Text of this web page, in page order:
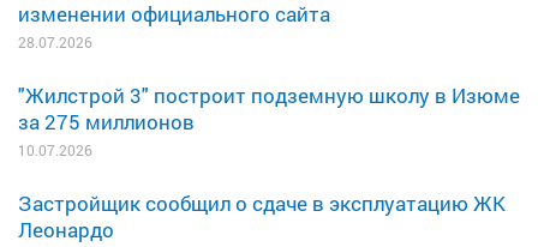
изменении официального сайта
28.07.2026
"Жилстрой 3" построит подземную школу в Изюме
за 275 миллионов
10.07.2026
Застройщик сообщил о сдаче в эксплуатацию ЖК
Леонардо